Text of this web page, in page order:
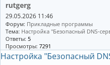
rutgerg
29.05.2026 11:46
Форум: Прикладные программы
Тема: Настройка "Безопасный DNS-
Ответы: 5
Просмотры: 7291
Настройка "Безопасный